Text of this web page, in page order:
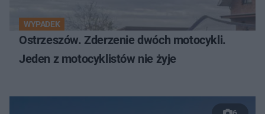
WYPADEK
Ostrzeszów. Zderzenie dwóch motocykli.
Jeden z motocyklistów nie żyje